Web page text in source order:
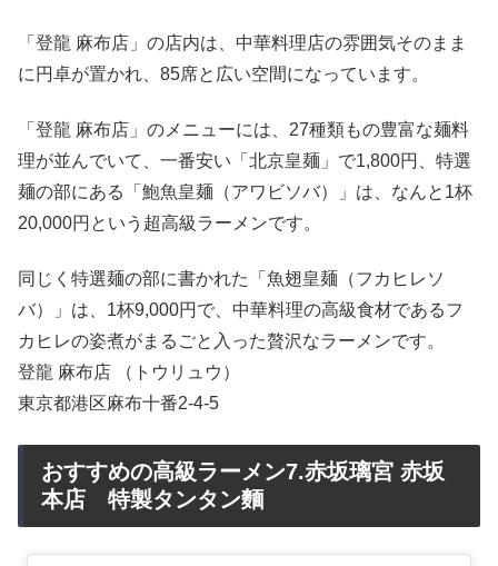
「登龍 麻布店」の店内は、中華料理店の雰囲気そのまま
に円卓が置かれ、85席と広い空間になっています。
「登龍 麻布店」のメニューには、27種類もの豊富な麺料
理が並んでいて、一番安い「北京皇麺」で1,800円、特選
麺の部にある「鮑魚皇麺（アワビソバ）」は、なんと1杯
20,000円という超高級ラーメンです。
同じく特選麺の部に書かれた「魚翅皇麺（フカヒレソ
バ）」は、1杯9,000円で、中華料理の高級食材であるフ
カヒレの姿煮がまるごと入った贅沢なラーメンです。
登龍 麻布店 （トウリュウ）
東京都港区麻布十番2-4-5
おすすめの高級ラーメン7.赤坂璃宮 赤坂
本店 特製タンタン麵